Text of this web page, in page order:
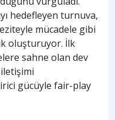
hedefleyen turnuva,
mücadele gibi
oluşturuyor. İlk
sahne olan dev
gücüyle fair-play